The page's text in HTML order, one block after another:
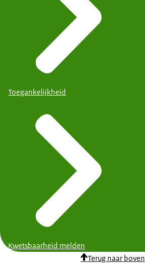
Toegankelijkheid
Kwetsbaarheid melden
Terug naar boven